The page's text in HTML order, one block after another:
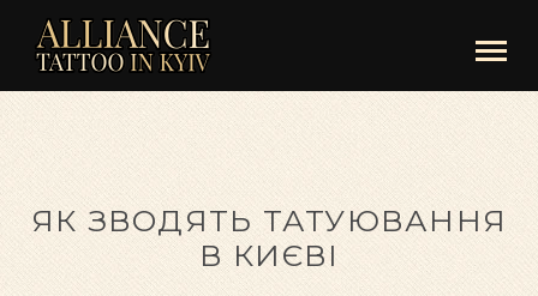
ЯК ЗВОДЯТЬ ТАТУЮВАННЯ
В КИЄВІ